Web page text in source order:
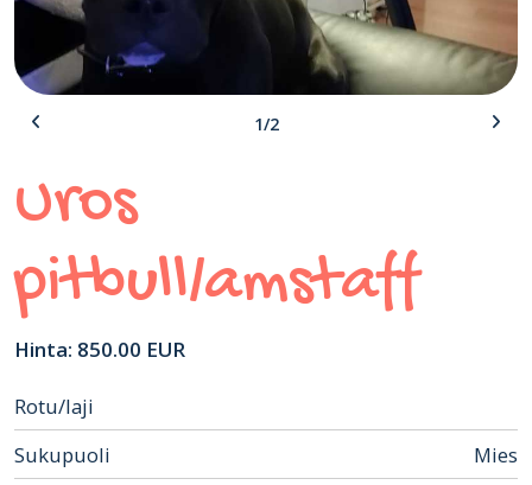
1/2
Uros
pitbull/amstaff
Hinta: 850.00 EUR
Rotu/laji
Sukupuoli
Mies